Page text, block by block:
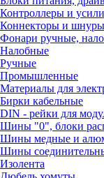
Контроллеры и
Коннекторы и
Фонари ручные,
Налобные
Ручные
Промышленные
Материалы для
Бирки кабельные
DIN - рейки для
Шины "0", блоки
Шины медные и
Шины
Изолента